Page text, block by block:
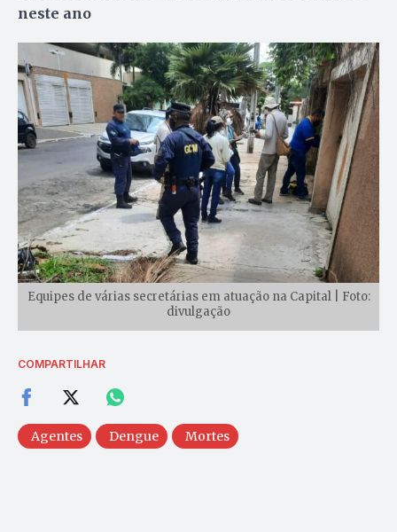
neste ano
Equipes de várias secretárias em atuação na Capital | Foto:
divulgação
COMPARTILHAR
Agentes Dengue Mortes